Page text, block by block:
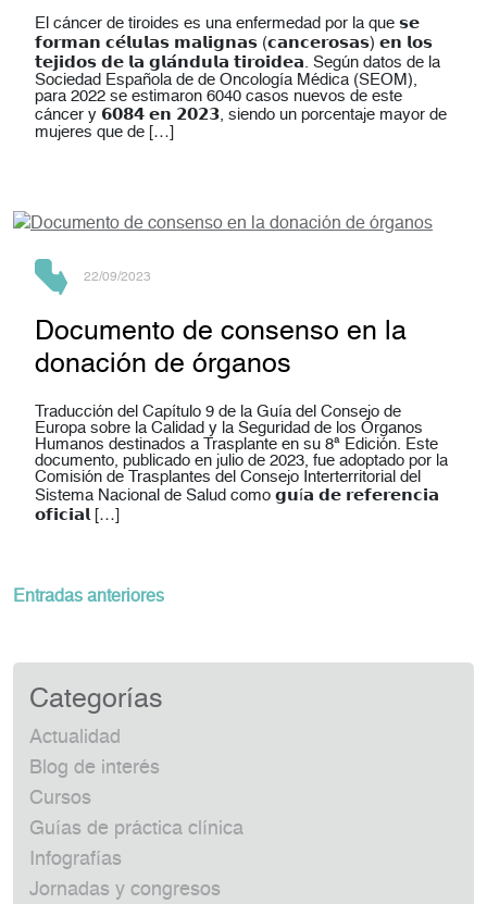
El cáncer de tiroides es una enfermedad por la que 𝘀𝗲
𝗳𝗼𝗿𝗺𝗮𝗻 𝗰𝗲́𝗹𝘂𝗹𝗮𝘀 𝗺𝗮𝗹𝗶𝗴𝗻𝗮𝘀 (𝗰𝗮𝗻𝗰𝗲𝗿𝗼𝘀𝗮𝘀) 𝗲𝗻 𝗹𝗼𝘀
𝘁𝗲𝗷𝗶𝗱𝗼𝘀 𝗱𝗲 𝗹𝗮 𝗴𝗹𝗮́𝗻𝗱𝘂𝗹𝗮 𝘁𝗶𝗿𝗼𝗶𝗱𝗲𝗮. Según datos de la
Sociedad Española de de Oncología Médica (SEOM),
para 2022 se estimaron 6040 casos nuevos de este
cáncer y 𝟲𝟬𝟴𝟰 𝗲𝗻 𝟮𝟬𝟮𝟯, siendo un porcentaje mayor de
mujeres que de […]
22/09/2023
Documento de consenso en la
donación de órganos
Traducción del Capítulo 9 de la Guía del Consejo de
Europa sobre la Calidad y la Seguridad de los Órganos
Humanos destinados a Trasplante en su 8ª Edición. Este
documento, publicado en julio de 2023, fue adoptado por la
Comisión de Trasplantes del Consejo Interterritorial del
Sistema Nacional de Salud como 𝗴𝘂í𝗮 𝗱𝗲 𝗿𝗲𝗳𝗲𝗿𝗲𝗻𝗰𝗶𝗮
𝗼𝗳𝗶𝗰𝗶𝗮𝗹 […]
Navegación
entradas
Entradas anteriores
Categorías
Actualidad
Blog de interés
Cursos
Guías de práctica clínica
Infografías
Jornadas y congresos